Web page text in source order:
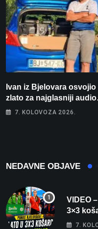
Ivan iz Bjelovara osvojio
zlato za najglasniji audio
sustav i srušio osobni
7. KOLOVOZA 2026.
NEDAVNE OBJAVE
VIDEO
3×3
7.